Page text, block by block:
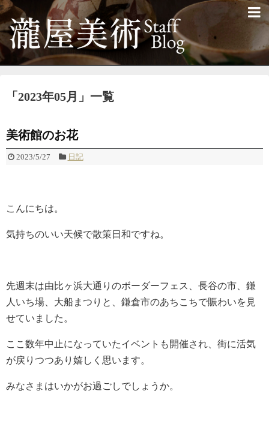
「 2023年05月 」 一覧
美術館のお花
2023/5/27 日記
こんにちは。
気持ちのいい天候で散策日和ですね。
先週末は由比ヶ浜大通りのボーダーフェス、長谷の市、鎌
人いち場、大船まつりと、鎌倉市のあちこちで賑わいを見
せていました。
ここ数年中止になっていたイベントも開催され、街に活気
が戻りつつあり嬉しく思います。
みなさまはいかがお過ごしでしょうか。